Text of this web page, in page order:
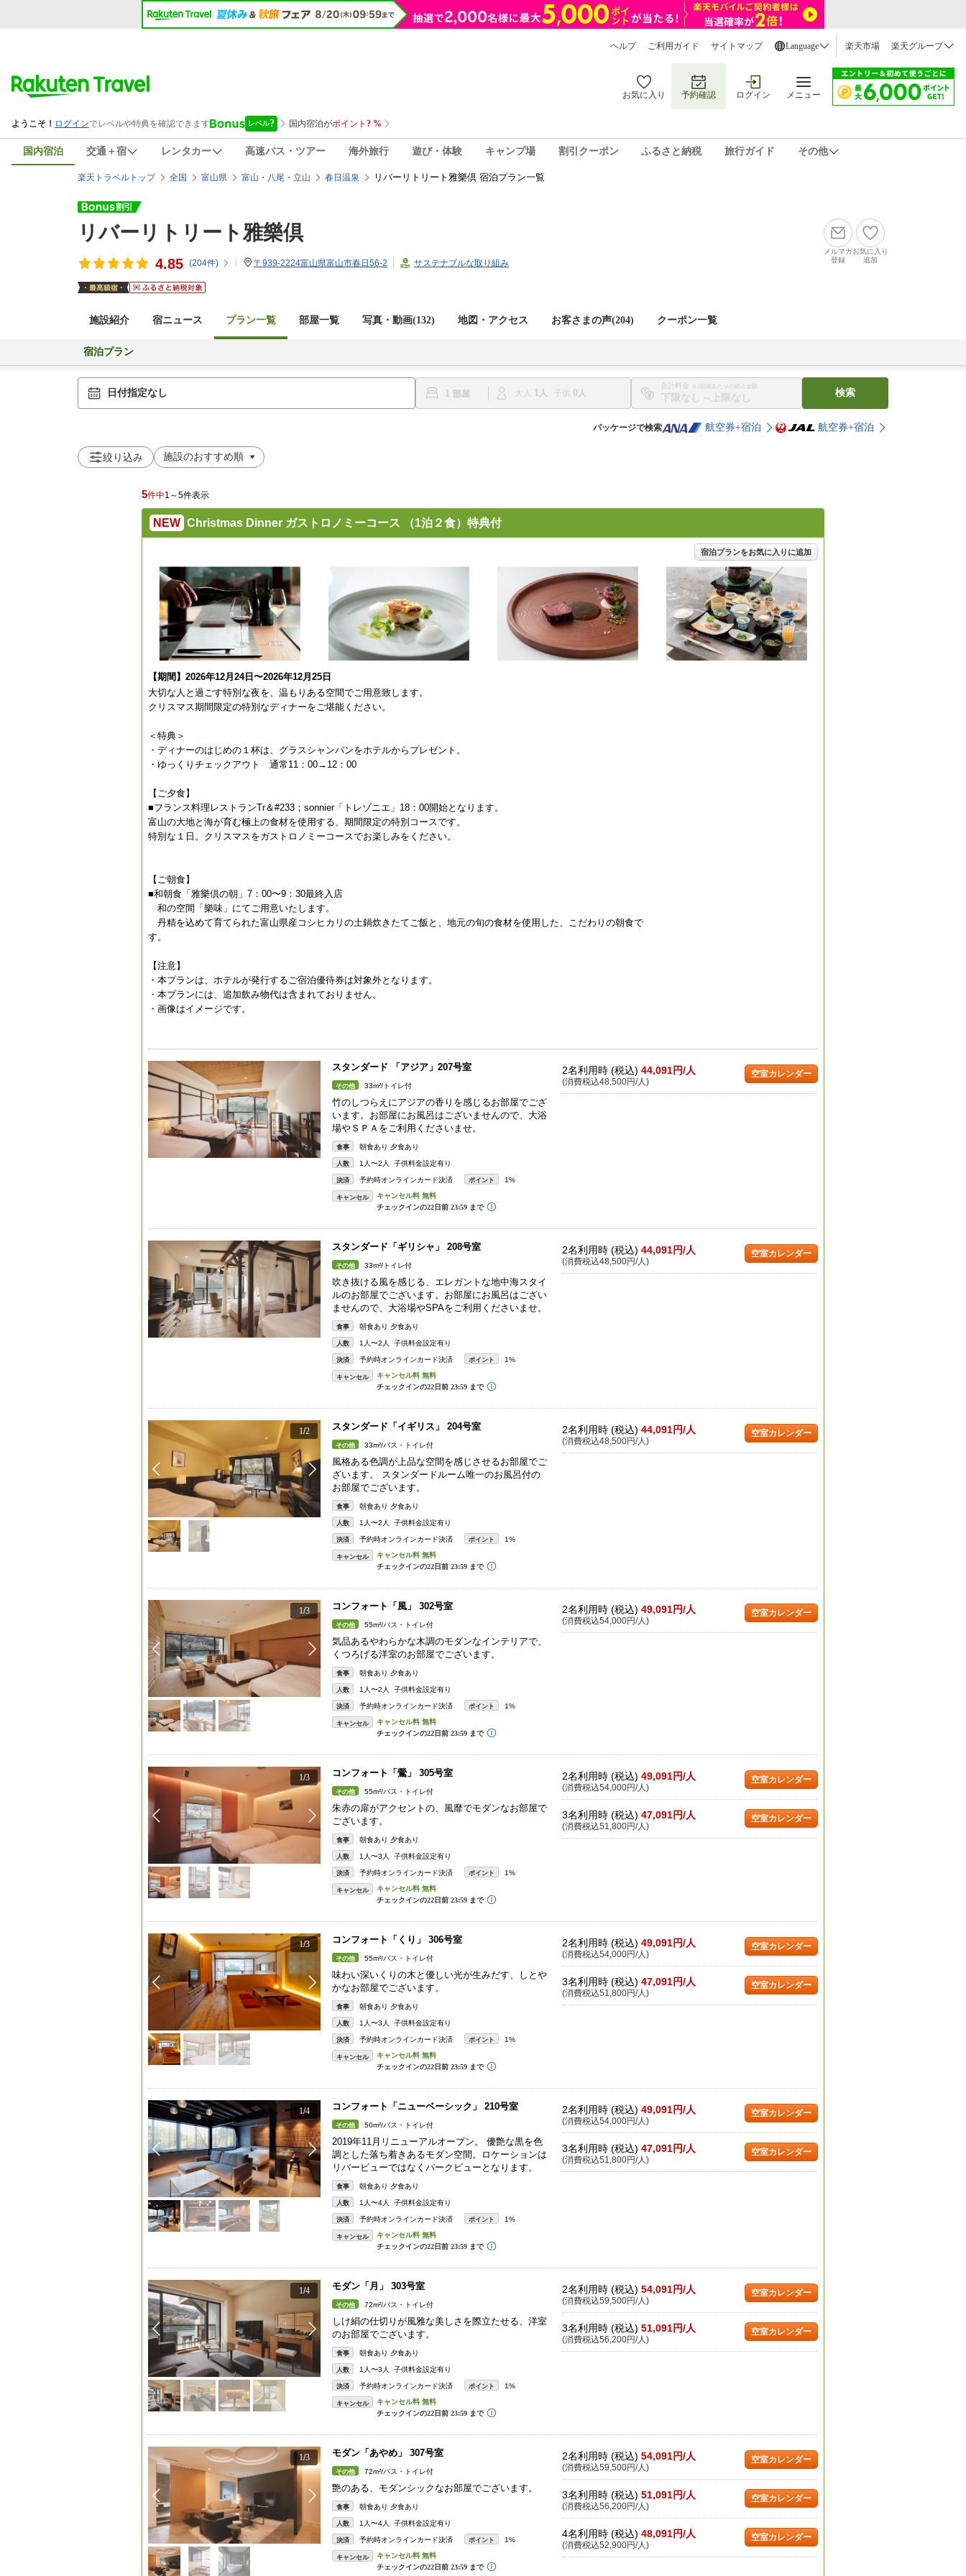
ヘルプ ご利用ガイド サイトマップ Language 楽天市場 楽天グループ
お気に入り 予約確認 ログイン メニュー
国内宿泊 交通＋宿 レンタカー 高速バス・ツアー 海外旅行 遊び・体験 キャンプ場 割引クーポン ふるさと納税 旅行ガイド その他
楽天トラベルトップ 全国 富山県 富山・八尾・立山 春日温泉 リバーリトリート雅樂倶 宿泊プラン一覧
リバーリトリート雅樂倶
4.85 (204件) 〒939-2224富山県富山市春日56-2 サステナブルな取り組み
メルマガ
登録
お気に入り
追加
施設紹介 宿ニュース プラン一覧 部屋一覧 写真・動画(132) 地図・アクセス お客さまの声(204) クーポン一覧
宿泊プラン
日付指定なし 1 大人 1 子供 0
合計料金 ※1部屋あたりの税込金額
〜
検索
パッケージで検索 航空券+宿泊 航空券+宿泊
絞り込み
5件中1～5件表示
NEW Christmas Dinner ガストロノミーコース （1泊２食）特典付
宿泊プランをお気に入りに追加
【期間】2026年12月24日〜2026年12月25日
大切な人と過ごす特別な夜を、温もりある空間でご用意致します。
クリスマス期間限定の特別なディナーをご堪能ください。
＜特典＞
・ディナーのはじめの１杯は、グラスシャンパンをホテルからプレゼント。
・ゆっくりチェックアウト 通常11：00→12：00
【ご夕食】
■フランス料理レストランTr＆#233；sonnier「トレゾニエ」18：00開始となります。
富山の大地と海が育む極上の食材を使用する、期間限定の特別コースです。
特別な１日。クリスマスをガストロノミーコースでお楽しみをください。
【ご朝食】
■和朝食「雅樂倶の朝」7：00〜9：30最終入店
和の空間「樂味」にてご用意いたします。
丹精を込めて育てられた富山県産コシヒカリの土鍋炊きたてご飯と、地元の旬の食材を使用した、こだわりの朝食で
す。
【注意】
・本プランは、ホテルが発行するご宿泊優待券は対象外となります。
・本プランには、追加飲み物代は含まれておりません。
・画像はイメージです。
スタンダード 「アジア」207号室
その他 33m²/トイレ付
竹のしつらえにアジアの香りを感じるお部屋でござ
います。お部屋にお風呂はございませんので、大浴
場やＳＰＡをご利用くださいませ。
食事 朝食あり 夕食あり
人数 1人〜2人 子供料金設定有り
決済 予約時オンラインカード決済 ポイント 1%
キャンセル
2名利用時 (税込) 44,091円/人
(消費税込48,500円/人)
空室カレンダー
スタンダード「ギリシャ」 208号室
その他 33m²/トイレ付
吹き抜ける風を感じる、エレガントな地中海スタイ
ルのお部屋でございます。お部屋にお風呂はござい
ませんので、大浴場やSPAをご利用くださいませ。
食事 朝食あり 夕食あり
人数 1人〜2人 子供料金設定有り
決済 予約時オンラインカード決済 ポイント 1%
キャンセル
2名利用時 (税込) 44,091円/人
(消費税込48,500円/人)
空室カレンダー
1/2 スタンダード「イギリス」 204号室
その他 33m²/バス・トイレ付
風格ある色調が上品な空間を感じさせるお部屋でご
ざいます。 スタンダードルーム唯一のお風呂付の
お部屋でございます。
食事 朝食あり 夕食あり
人数 1人〜2人 子供料金設定有り
決済 予約時オンラインカード決済 ポイント 1%
キャンセル
2名利用時 (税込) 44,091円/人
(消費税込48,500円/人)
空室カレンダー
1/3 コンフォート「風」 302号室
その他 55m²/バス・トイレ付
気品あるやわらかな木調のモダンなインテリアで、
くつろげる洋室のお部屋でございます。
食事 朝食あり 夕食あり
人数 1人〜2人 子供料金設定有り
決済 予約時オンラインカード決済 ポイント 1%
キャンセル
2名利用時 (税込) 49,091円/人
(消費税込54,000円/人)
空室カレンダー
1/3 コンフォート「鶯」 305号室
その他 55m²/バス・トイレ付
朱赤の扉がアクセントの、風靡でモダンなお部屋で
ございます。
食事 朝食あり 夕食あり
人数 1人〜3人 子供料金設定有り
決済 予約時オンラインカード決済 ポイント 1%
キャンセル
2名利用時 (税込) 49,091円/人
(消費税込54,000円/人)
空室カレンダー
3名利用時 (税込) 47,091円/人
(消費税込51,800円/人)
空室カレンダー
1/3 コンフォート「くり」 306号室
その他 55m²/バス・トイレ付
味わい深いくりの木と優しい光が生みだす、しとや
かなお部屋でございます。
食事 朝食あり 夕食あり
人数 1人〜3人 子供料金設定有り
決済 予約時オンラインカード決済 ポイント 1%
キャンセル
2名利用時 (税込) 49,091円/人
(消費税込54,000円/人)
空室カレンダー
3名利用時 (税込) 47,091円/人
(消費税込51,800円/人)
空室カレンダー
1/4 コンフォート「ニューベーシック」 210号室
その他 50m²/バス・トイレ付
2019年11月リニューアルオープン。 優艶な黒を色
調とした落ち着きあるモダン空間。ロケーションは
リバービューではなくパークビューとなります。
食事 朝食あり 夕食あり
人数 1人〜4人 子供料金設定有り
決済 予約時オンラインカード決済 ポイント 1%
キャンセル
2名利用時 (税込) 49,091円/人
(消費税込54,000円/人)
空室カレンダー
3名利用時 (税込) 47,091円/人
(消費税込51,800円/人)
空室カレンダー
1/4 モダン「月」 303号室
その他 72m²/バス・トイレ付
しけ絹の仕切りが風雅な美しさを際立たせる、洋室
のお部屋でございます。
食事 朝食あり 夕食あり
人数 1人〜3人 子供料金設定有り
決済 予約時オンラインカード決済 ポイント 1%
キャンセル
2名利用時 (税込) 54,091円/人
(消費税込59,500円/人)
空室カレンダー
3名利用時 (税込) 51,091円/人
(消費税込56,200円/人)
空室カレンダー
1/3 モダン「あやめ」 307号室
その他 72m²/バス・トイレ付
艶のある、モダンシックなお部屋でございます。
食事 朝食あり 夕食あり
人数 1人〜4人 子供料金設定有り
決済 予約時オンラインカード決済 ポイント 1%
キャンセル
2名利用時 (税込) 54,091円/人
(消費税込59,500円/人)
空室カレンダー
3名利用時 (税込) 51,091円/人
(消費税込56,200円/人)
空室カレンダー
4名利用時 (税込) 48,091円/人
(消費税込52,900円/人)
空室カレンダー